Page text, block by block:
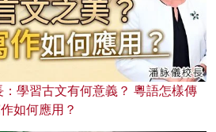
學習古文有何意義？ 粵語怎樣傳
如何應用？